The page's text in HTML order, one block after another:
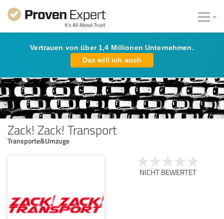
Vertrauen von über 1,4 Millionen Unternehmen.
Das will ich auch
Zack! Zack! Transport
Transporte&Umzuge
NICHT BEWERTET